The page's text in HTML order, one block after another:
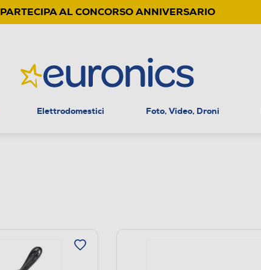
PARTECIPA AL CONCORSO ANNIVERSARIO
Elettrodomestici Foto, Video, Droni